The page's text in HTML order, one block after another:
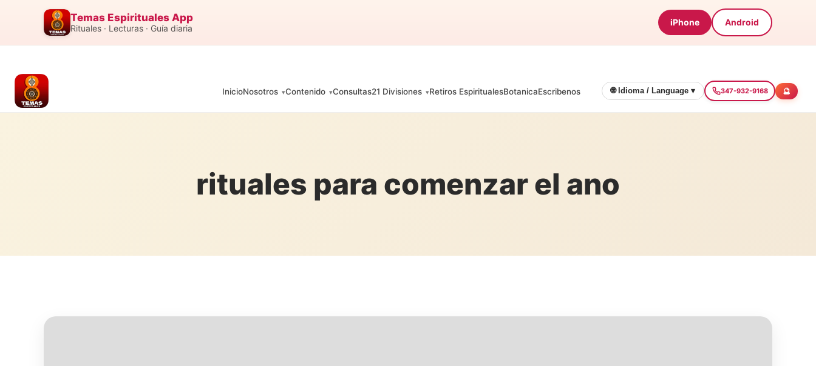
Temas Espirituales App
Rituales · Lecturas · Guía diaria
iPhone Android
InicioNosotros Contenido Consultas21 Divisiones Retiros EspiritualesBotanicaEscribenos 🌐 Idioma / Language ▾ 347-932-9168 🔮
rituales para comenzar el ano